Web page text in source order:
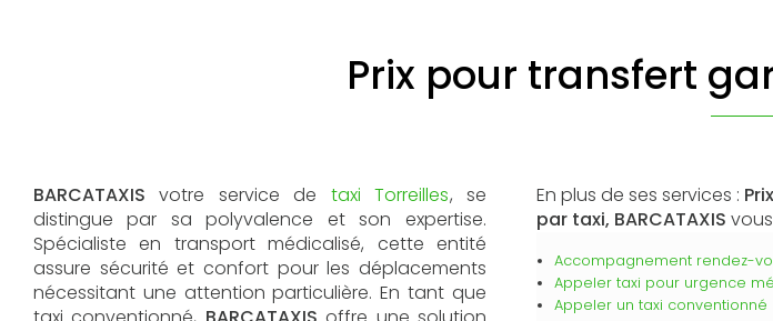
Prix pour transfert
BARCATAXIS votre service de taxi Torreilles, se
distingue par sa polyvalence et son expertise.
Spécialiste en transport médicalisé, cette entité
assure sécurité et confort pour les déplacements
nécessitant une attention particulière. En tant que
En plus de ses services :
par taxi, BARCATAXIS
Accompagnement rendez-
Appeler taxi pour urgence
Appeler un taxi conventionné